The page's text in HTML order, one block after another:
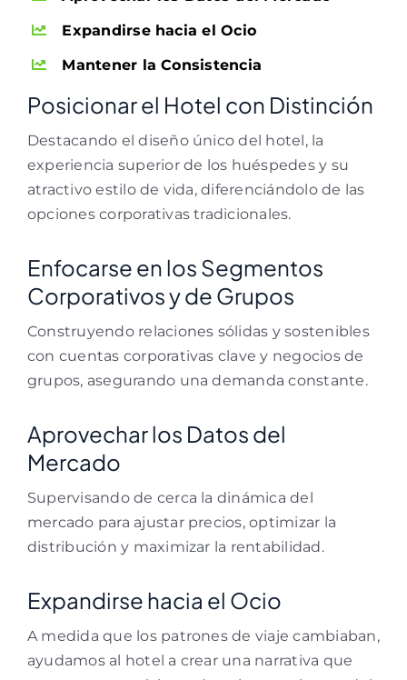
Expandirse hacia el Ocio
Mantener la Consistencia
Posicionar el Hotel con Distinción
Destacando el diseño único del hotel, la
experiencia superior de los huéspedes y su
atractivo estilo de vida, diferenciándolo de las
opciones corporativas tradicionales.
Enfocarse en los Segmentos
Corporativos y de Grupos
Construyendo relaciones sólidas y sostenibles
con cuentas corporativas clave y negocios de
grupos, asegurando una demanda constante.
Aprovechar los Datos del
Mercado
Supervisando de cerca la dinámica del
mercado para ajustar precios, optimizar la
distribución y maximizar la rentabilidad.
Expandirse hacia el Ocio
A medida que los patrones de viaje cambiaban,
ayudamos al hotel a crear una narrativa que